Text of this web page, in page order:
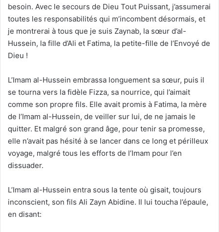
besoin. Avec le secours de Dieu Tout Puissant, j’assumerai
toutes les responsabilités qui m’incombent désormais, et
je montrerai à tous que je suis Zaynab, la sœur d’al-
Hussein, la fille d’Ali et Fatima, la petite-fille de l’Envoyé de
Dieu !
L’Imam al-Hussein embrassa longuement sa sœur, puis il
se tourna vers la fidèle Fizza, sa nourrice, qui l’aimait
comme son propre fils. Elle avait promis à Fatima, la mère
de l’Imam al-Hussein, de veiller sur lui, de ne jamais le
quitter. Et malgré son grand âge, pour tenir sa promesse,
elle n’avait pas hésité à se lancer dans ce long et périlleux
voyage, malgré tous les efforts de l’Imam pour l’en
dissuader.
L’Imam al-Hussein entra sous la tente où gisait, toujours
inconscient, son fils Ali Zayn Abidine. Il lui toucha l’épaule,
en disant: